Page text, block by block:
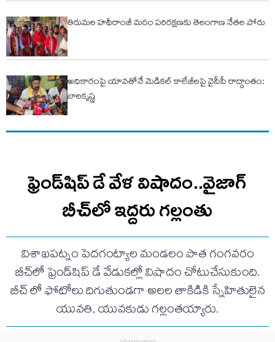
తిరుమల హథీరాంజీ మఠం పరిరక్షణకు తెలంగాణ నేతల పోరు
అధికారంపై యావతోనే మెడికల్ కాలేజీలపై వైసీపీ రాద్దాంతం:
బాలకృష్ణ
ఫ్రెండ్‌షిప్ డే వేళ విషాదం..వైజాగ్
బీచ్‌లో ఇద్దరు గల్లంతు
విశాఖపట్నం పెదగంట్యాల మండలం పాత గంగవరం
బీచ్‌లో ఫ్రెండ్‌షిప్ డే వేడుకల్లో విషాదం చోటుచేసుకుంది.
బీచ్ లో ఫోటోలు దిగుతుండగా అలల తాకిడికి స్నేహితులైన
యువతి, యువకుడు గల్లంతయ్యారు.